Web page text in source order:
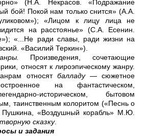
(Н.А. Некрасов. «Подражание
бой! Покой нам только снится» (А.А.
«Лицом к лицу лица не
на расстоянье» (С.А. Есенин.
«...Не ради славы, ради жизни на
«Василий Теркин»).
Произведения, сочетающие
относят к лироэпическому жанру.
относят балладу— сюжетное
на фантастическом,
историческом, бытовом
таинственным колоритом («Песнь о
«Воздушный корабль» М.Ю.
сказку.
и задания